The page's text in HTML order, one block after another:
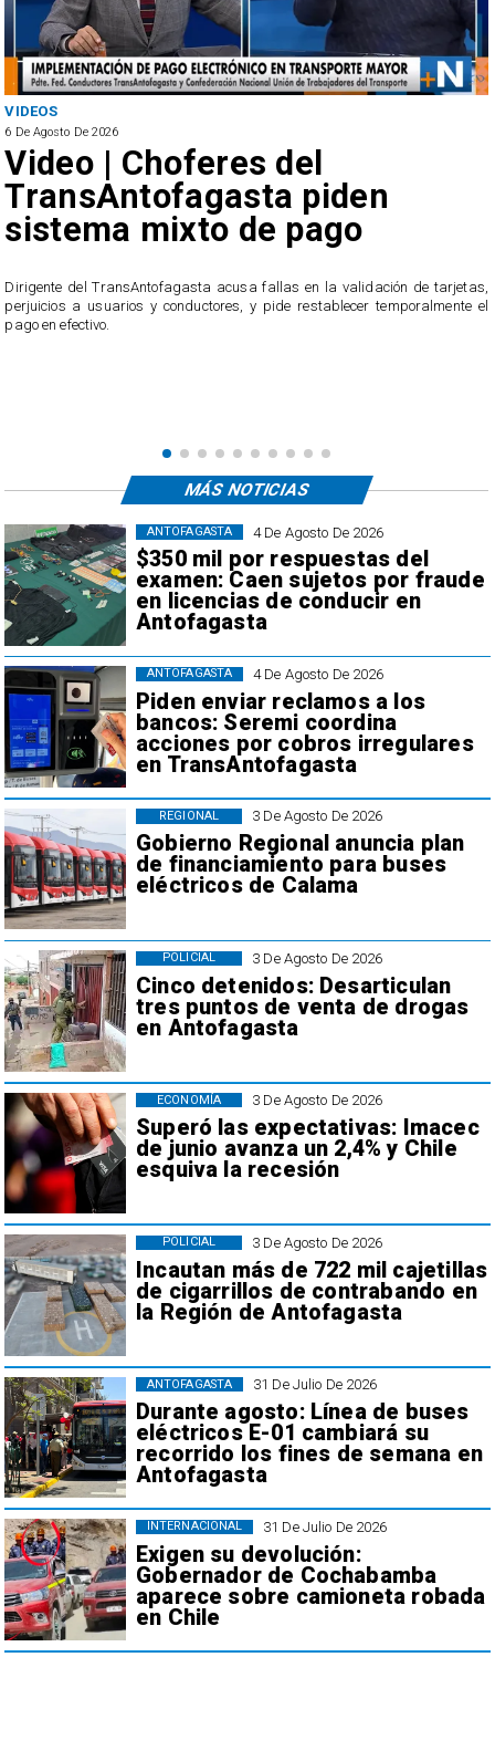
VIDEOS
6 De Agosto De 2026
Video | Choferes del
TransAntofagasta piden
sistema mixto de pago
​Dirigente del TransAntofagasta acusa fallas en la validación de tarjetas,
perjuicios a usuarios y conductores, y pide restablecer temporalmente el
pago en efectivo.
4 De Agosto De 2026
$350 mil por respuestas del
examen: Caen sujetos por fraude
en licencias de conducir en
Antofagasta
ANTOFAGASTA
4 De Agosto De 2026
Piden enviar reclamos a los
bancos: Seremi coordina
acciones por cobros irregulares
en TransAntofagasta
ANTOFAGASTA
3 De Agosto De 2026
Gobierno Regional anuncia plan
de financiamiento para buses
eléctricos de Calama
REGIONAL
3 De Agosto De 2026
Cinco detenidos: Desarticulan
tres puntos de venta de drogas
en Antofagasta
POLICIAL
3 De Agosto De 2026
Superó las expectativas: Imacec
de junio avanza un 2,4% y Chile
esquiva la recesión
ECONOMÍA
3 De Agosto De 2026
Incautan más de 722 mil cajetillas
de cigarrillos de contrabando en
la Región de Antofagasta
POLICIAL
31 De Julio De 2026
Durante agosto: Línea de buses
eléctricos E-01 cambiará su
recorrido los fines de semana en
Antofagasta
ANTOFAGASTA
31 De Julio De 2026
Exigen su devolución:
Gobernador de Cochabamba
aparece sobre camioneta robada
en Chile
INTERNACIONAL
MÁS NOTICIAS